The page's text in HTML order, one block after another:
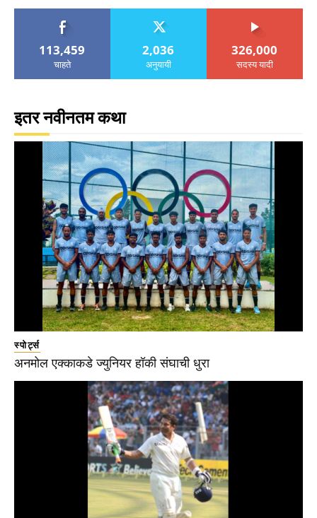
113,459
चाहते
2,036
अनुयायी
326,000
सदस्य यादी
इतर नवीनतम कथा
स्पोर्ट्स
अनमोल एक्काकडे ज्युनियर हॉकी संघाची धुरा